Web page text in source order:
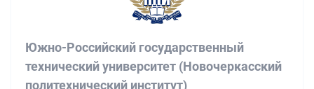
Южно-Российский государственный
технический университет (Новочеркасский
политехнический институт)